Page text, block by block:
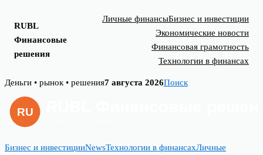
RUBL
Финансовые
решения
Личные финансыБизнес и инвестиции
Экономические новости
Финансовая грамотность
Технологии в финансах
Skip
content
Деньги • рынок • решения7 августа 2026Поиск
Бизнес и инвестицииNewsТехнологии в финансахЛичные